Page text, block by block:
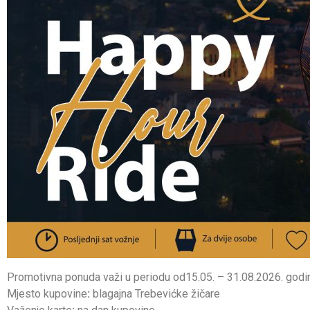
Promotivna ponuda važi u periodu od15.05. – 31.08.2026.
Mjesto kupovine: blagajna Trebevićke žičare